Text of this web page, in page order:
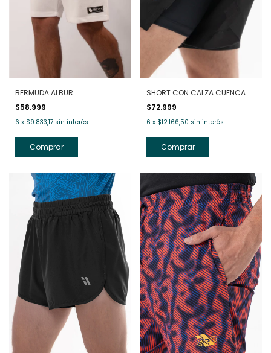
BERMUDA ALBUR
$58.999
6 x $9.833,17 sin interés
Comprar
SHORT CON CALZA CUENCA
$72.999
6 x $12.166,50 sin interés
Comprar